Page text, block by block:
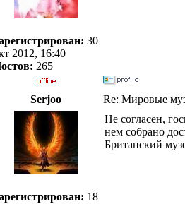
30
2012, 16:40
265
Serjoo Re: Мировые
18
Не согласен,
нем собрано
Британский